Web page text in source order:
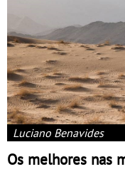
Luciano Benavides
Os melhores nas